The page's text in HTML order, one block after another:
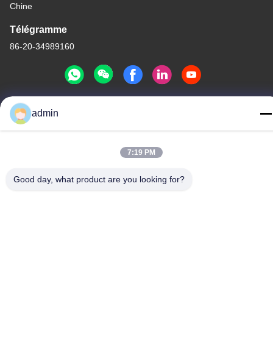
Chine
Télégramme
86-20-34989160
-2026 Guangdong Dapeng Amusement Technology Co., Ltd.
admin
7:19 PM
Good day, what product are you looking for?